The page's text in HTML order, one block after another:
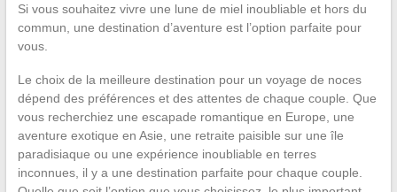
Si vous souhaitez vivre une lune de miel inoubliable et hors du
commun, une destination d’aventure est l’option parfaite pour
vous.
Le choix de la meilleure destination pour un voyage de noces
dépend des préférences et des attentes de chaque couple. Que
vous recherchiez une escapade romantique en Europe, une
aventure exotique en Asie, une retraite paisible sur une île
paradisiaque ou une expérience inoubliable en terres
inconnues, il y a une destination parfaite pour chaque couple.